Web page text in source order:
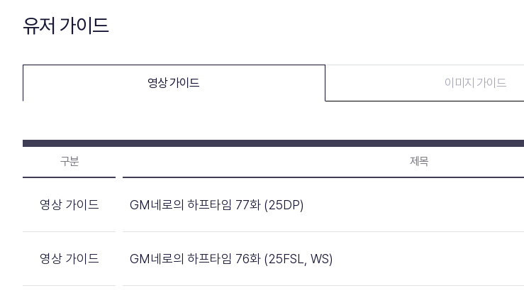
유저 가이드
영상 가이드 이미지 가이드
구분 제목
영상 가이드 GM네로의 하프타임 77화 (25DP)
영상 가이드 GM네로의 하프타임 76화 (25FSL, WS)